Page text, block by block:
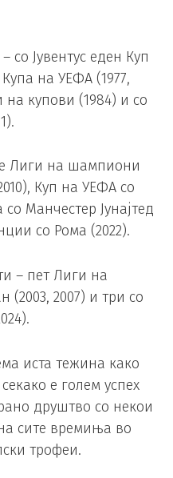
Јувентус еден Куп
на УЕФА (1977,
купови (1984) и со
Лиги на шампиони
Куп на УЕФА со
Манчестер Јунајтед
со Рома (2022).
– пет Лиги на
2007) и три со
иста тежина како
е голем успех
друштво со некои
сите времиња во
трофеи.